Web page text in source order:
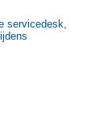
servicedesk,